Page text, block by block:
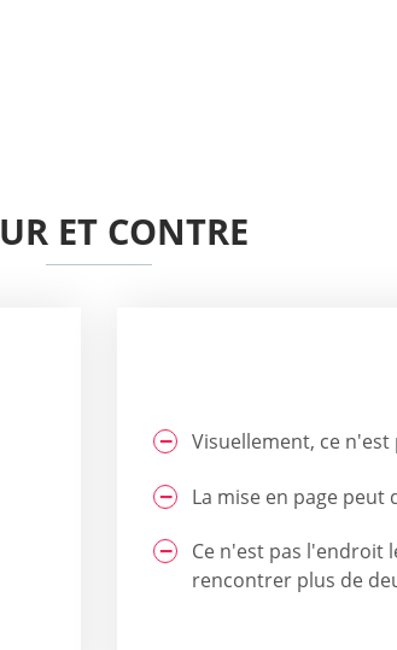
ET CONTRE
Visuellement, ce
La mise en page
Ce n'est pas l'endroit
rencontrer plus de